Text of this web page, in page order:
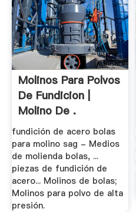
Molinos Para Polvos
De Fundicion |
Molino De .
fundición de acero bolas
para molino sag - Medios
de molienda bolas, ...
piezas de fundición de
acero... Molinos de bolas;
Molinos para polvo de alta
presión.